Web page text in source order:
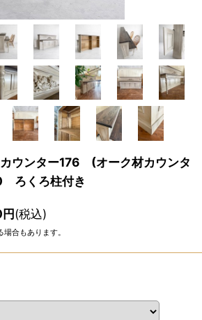
ウンター176 (オーク材カウンタ
ろくろ柱付き
円(税込)
合もあります。